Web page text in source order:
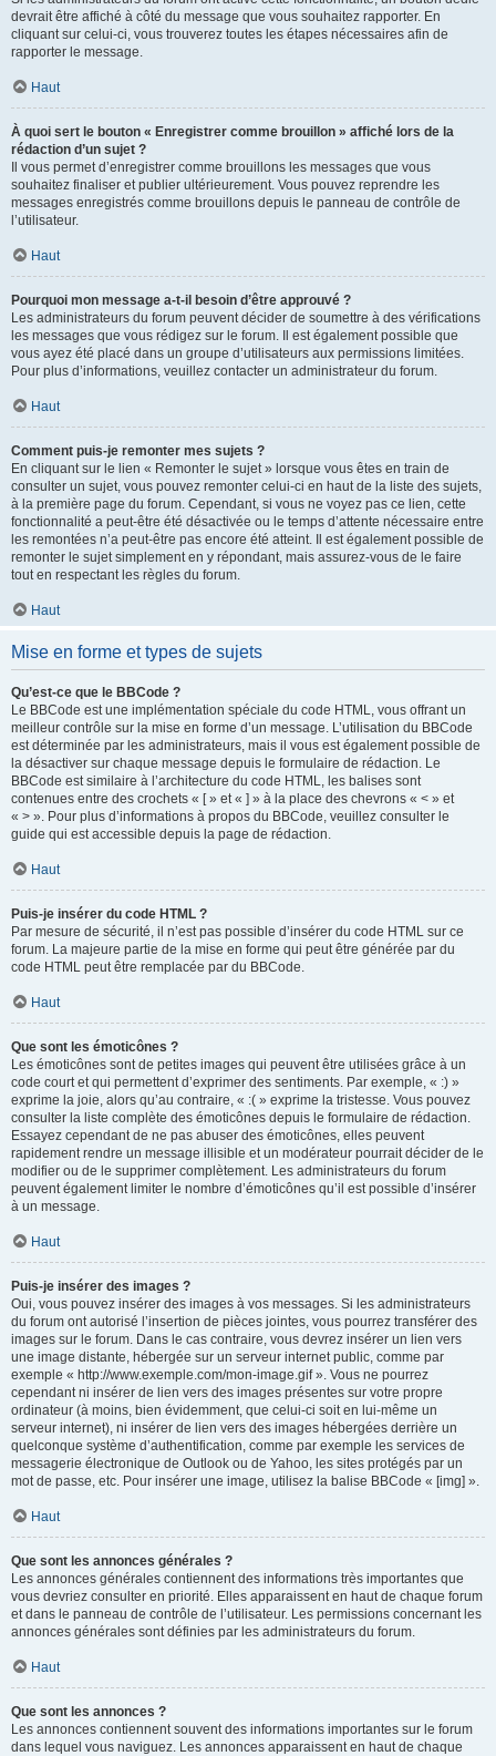
devrait être affiché à côté du message que vous souhaitez rapporter. En
cliquant sur celui-ci, vous trouverez toutes les étapes nécessaires afin de
rapporter le message.
Haut
À quoi sert le bouton « Enregistrer comme brouillon » affiché lors de la
rédaction d’un sujet ?
Il vous permet d’enregistrer comme brouillons les messages que vous
souhaitez finaliser et publier ultérieurement. Vous pouvez reprendre les
messages enregistrés comme brouillons depuis le panneau de contrôle de
l’utilisateur.
Haut
Pourquoi mon message a-t-il besoin d’être approuvé ?
Les administrateurs du forum peuvent décider de soumettre à des vérifications
les messages que vous rédigez sur le forum. Il est également possible que
vous ayez été placé dans un groupe d’utilisateurs aux permissions limitées.
Pour plus d’informations, veuillez contacter un administrateur du forum.
Haut
Comment puis-je remonter mes sujets ?
En cliquant sur le lien « Remonter le sujet » lorsque vous êtes en train de
consulter un sujet, vous pouvez remonter celui-ci en haut de la liste des sujets,
à la première page du forum. Cependant, si vous ne voyez pas ce lien, cette
fonctionnalité a peut-être été désactivée ou le temps d’attente nécessaire entre
les remontées n’a peut-être pas encore été atteint. Il est également possible de
remonter le sujet simplement en y répondant, mais assurez-vous de le faire
tout en respectant les règles du forum.
Haut
Mise en forme et types de sujets
Qu’est-ce que le BBCode ?
Le BBCode est une implémentation spéciale du code HTML, vous offrant un
meilleur contrôle sur la mise en forme d’un message. L’utilisation du BBCode
est déterminée par les administrateurs, mais il vous est également possible de
la désactiver sur chaque message depuis le formulaire de rédaction. Le
BBCode est similaire à l’architecture du code HTML, les balises sont
contenues entre des crochets « [ » et « ] » à la place des chevrons « < » et
« > ». Pour plus d’informations à propos du BBCode, veuillez consulter le
guide qui est accessible depuis la page de rédaction.
Haut
Puis-je insérer du code HTML ?
Par mesure de sécurité, il n’est pas possible d’insérer du code HTML sur ce
forum. La majeure partie de la mise en forme qui peut être générée par du
code HTML peut être remplacée par du BBCode.
Haut
Que sont les émoticônes ?
Les émoticônes sont de petites images qui peuvent être utilisées grâce à un
code court et qui permettent d’exprimer des sentiments. Par exemple, « :) »
exprime la joie, alors qu’au contraire, « :( » exprime la tristesse. Vous pouvez
consulter la liste complète des émoticônes depuis le formulaire de rédaction.
Essayez cependant de ne pas abuser des émoticônes, elles peuvent
rapidement rendre un message illisible et un modérateur pourrait décider de le
modifier ou de le supprimer complètement. Les administrateurs du forum
peuvent également limiter le nombre d’émoticônes qu’il est possible d’insérer
à un message.
Haut
Puis-je insérer des images ?
Oui, vous pouvez insérer des images à vos messages. Si les administrateurs
du forum ont autorisé l’insertion de pièces jointes, vous pourrez transférer des
images sur le forum. Dans le cas contraire, vous devrez insérer un lien vers
une image distante, hébergée sur un serveur internet public, comme par
exemple « http://www.exemple.com/mon-image.gif ». Vous ne pourrez
cependant ni insérer de lien vers des images présentes sur votre propre
ordinateur (à moins, bien évidemment, que celui-ci soit en lui-même un
serveur internet), ni insérer de lien vers des images hébergées derrière un
quelconque système d’authentification, comme par exemple les services de
messagerie électronique de Outlook ou de Yahoo, les sites protégés par un
mot de passe, etc. Pour insérer une image, utilisez la balise BBCode « [img] ».
Haut
Que sont les annonces générales ?
Les annonces générales contiennent des informations très importantes que
vous devriez consulter en priorité. Elles apparaissent en haut de chaque forum
et dans le panneau de contrôle de l’utilisateur. Les permissions concernant les
annonces générales sont définies par les administrateurs du forum.
Haut
Que sont les annonces ?
Les annonces contiennent souvent des informations importantes sur le forum
dans lequel vous naviguez. Les annonces apparaissent en haut de chaque